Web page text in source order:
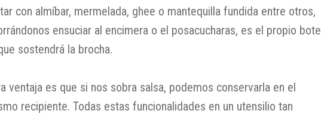
con almíbar, mermelada, ghee o mantequilla fundida entre otros,
ensuciar al encimera o el posacucharas, es el propio bote
sostendrá la brocha.
ventaja es que si nos sobra salsa, podemos conservarla en el
recipiente. Todas estas funcionalidades en un utensilio tan